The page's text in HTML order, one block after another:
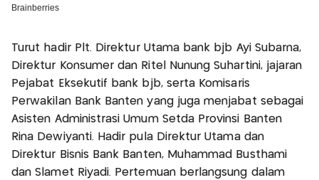
Turut hadir Plt. Direktur Utama bank bjb Ayi Subarna,
Direktur Konsumer dan Ritel Nunung Suhartini, jajaran
Pejabat Eksekutif bank bjb, serta Komisaris
Perwakilan Bank Banten yang juga menjabat sebagai
Asisten Administrasi Umum Setda Provinsi Banten
Rina Dewiyanti. Hadir pula Direktur Utama dan
Direktur Bisnis Bank Banten, Muhammad Busthami
dan Slamet Riyadi. Pertemuan berlangsung dalam